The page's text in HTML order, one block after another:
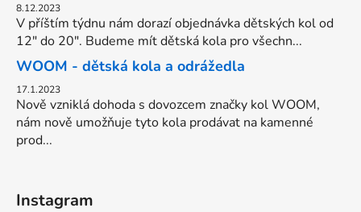
8.12.2023
V příštím týdnu nám dorazí objednávka dětských kol od
12" do 20". Budeme mít dětská kola pro všechn...
WOOM - dětská kola a odrážedla
17.1.2023
Nově vzniklá dohoda s dovozcem značky kol WOOM,
nám nově umožňuje tyto kola prodávat na kamenné
prod...
Instagram